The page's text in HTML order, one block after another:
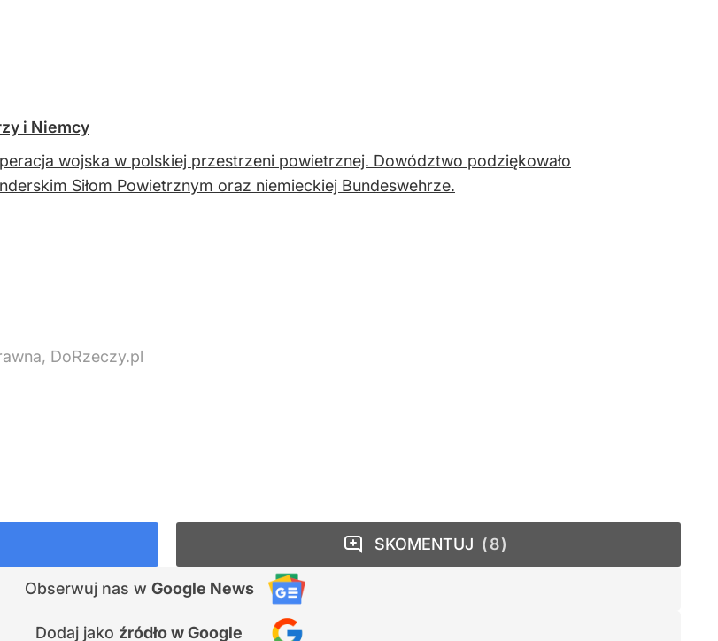
i Niemcy
wojska w polskiej przestrzeni powietrznej. Dowództwo podziękowało
Siłom Powietrznym oraz niemieckiej Bundeswehrze.
DoRzeczy.pl
Obserwuj nas w Google News
Dodaj jako źródło w Google
SKOMENTUJ 8